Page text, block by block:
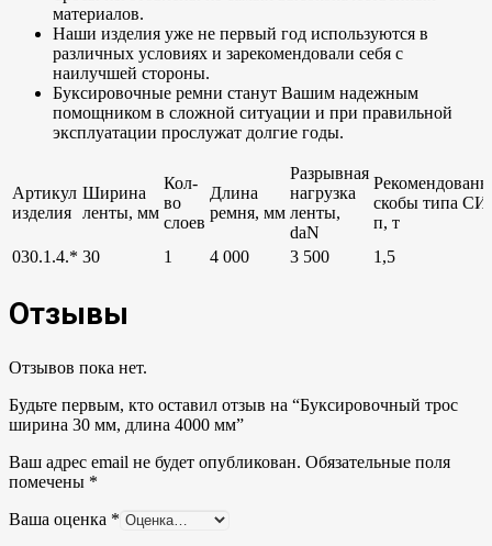
материалов.
Наши изделия уже не первый год используются в
различных условиях и зарекомендовали себя с
наилучшей стороны.
Буксировочные ремни станут Вашим надежным
помощником в сложной ситуации и при правильной
эксплуатации прослужат долгие годы.
Артикул
изделия
Ширина
ленты, мм
Кол-
во
слоев
Длина
ремня, мм
Разрывная
нагрузка
ленты,
daN
скобы типа
п, т
030.1.4.* 30 1 4 000 3 500 1,5
Отзывы
Отзывов пока нет.
Будьте первым, кто оставил отзыв на “Буксировочный трос
ширина 30 мм, длина 4000 мм”
Ваш адрес email не будет опубликован. Обязательные поля
помечены *
Ваша оценка *